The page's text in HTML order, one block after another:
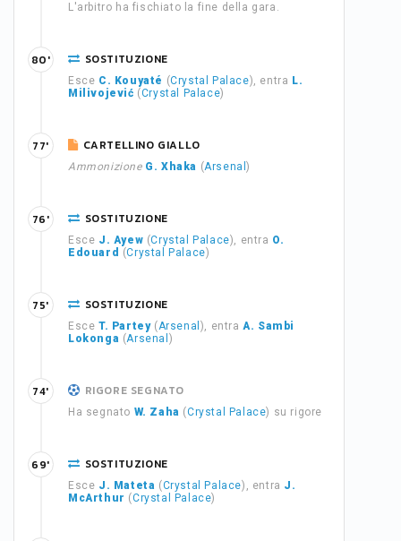
L'arbitro ha fischiato la fine della gara.
SOSTITUZIONE
Esce C. Kouyaté (Crystal Palace), entra L.
Milivojević (Crystal Palace)
80'
CARTELLINO GIALLO
Ammonizione G. Xhaka (Arsenal)
77'
SOSTITUZIONE
Esce J. Ayew (Crystal Palace), entra O.
Edouard (Crystal Palace)
76'
SOSTITUZIONE
Esce T. Partey(Arsenal ), entraA. Sambi
Lokonga (Arsenal )
75'
RIGORE SEGNATO
Ha segnato W. Zaha (Crystal Palace) su rigore
74'
SOSTITUZIONE
Esce J. Mateta (Crystal Palace), entra J.
McArthur (Crystal Palace)
69'